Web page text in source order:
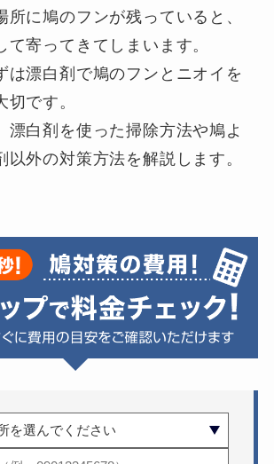
所に鳩のフンが残っていると、
て寄ってきてしまいます。
は漂白剤で鳩のフンとニオイを
です。
漂白剤を使った掃除方法や鳩よ
以外の対策方法を解説します。